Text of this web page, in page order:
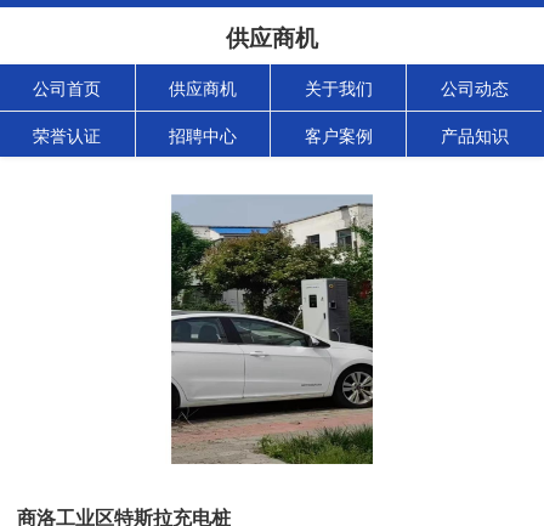
供应商机
公司首页 供应商机 关于我们 公司动态
荣誉认证 招聘中心 客户案例 产品知识
商洛工业区特斯拉充电桩